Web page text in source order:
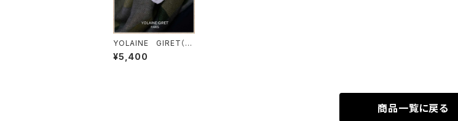
YOLAINE GIRET（ヨ
レーヌ・ジレ パリ）
プチカメオブローチ
¥5,400
商品一覧に戻る